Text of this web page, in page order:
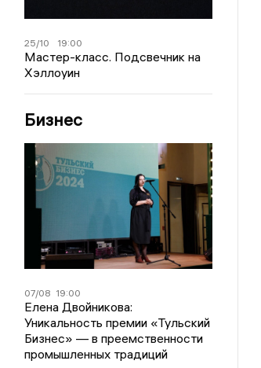
25/10 19:00
Мастер-класс. Подсвечник на
Хэллоуин
Бизнес
07/08 19:00
Елена Двойникова:
Уникальность премии «Тульский
Бизнес» — в преемственности
промышленных традиций